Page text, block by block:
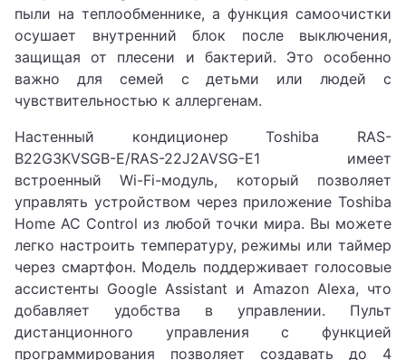
пыли на теплообменнике, а функция самоочистки
осушает внутренний блок после выключения,
защищая от плесени и бактерий. Это особенно
важно для семей с детьми или людей с
чувствительностью к аллергенам.
Настенный кондиционер Toshiba RAS-
B22G3KVSGB-E/RAS-22J2AVSG-E1 имеет
встроенный Wi-Fi-модуль, который позволяет
управлять устройством через приложение Toshiba
Home AC Control из любой точки мира. Вы можете
легко настроить температуру, режимы или таймер
через смартфон. Модель поддерживает голосовые
ассистенты Google Assistant и Amazon Alexa, что
добавляет удобства в управлении. Пульт
дистанционного управления с функцией
программирования позволяет создавать до 4